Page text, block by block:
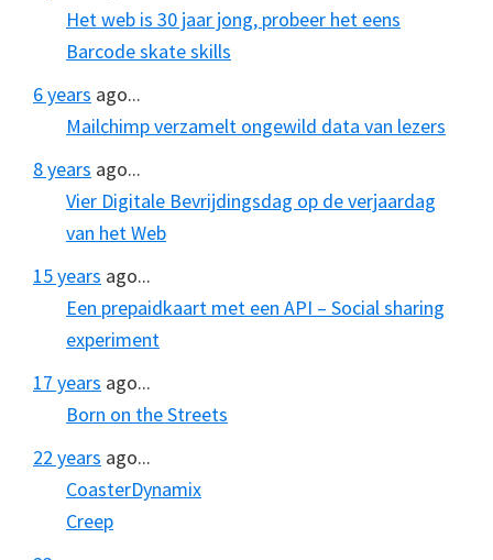
Het web is 30 jaar jong, probeer het eens
Barcode skate skills
6 years ago...
Mailchimp verzamelt ongewild data van lezers
8 years ago...
Vier Digitale Bevrijdingsdag op de verjaardag
van het Web
15 years ago...
Een prepaidkaart met een API – Social sharing
experiment
17 years ago...
Born on the Streets
22 years ago...
CoasterDynamix
Creep